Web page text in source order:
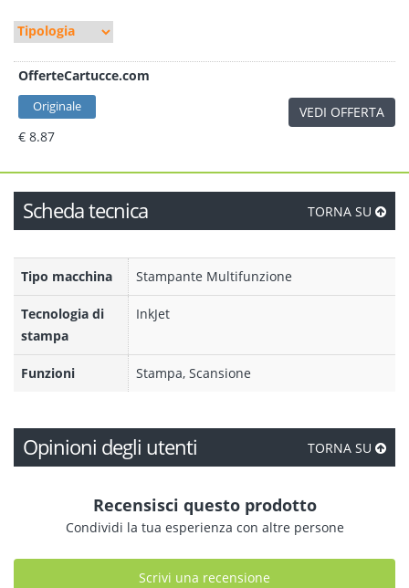
OfferteCartucce.com
Originale
€ 8.87
VEDI OFFERTA
Scheda tecnica TORNA SU
Tipo macchina Stampante Multifunzione
Tecnologia di
stampa
InkJet
Funzioni Stampa, Scansione
Opinioni degli utenti TORNA SU
Recensisci questo prodotto
Condividi la tua esperienza con altre persone
Scrivi una recensione